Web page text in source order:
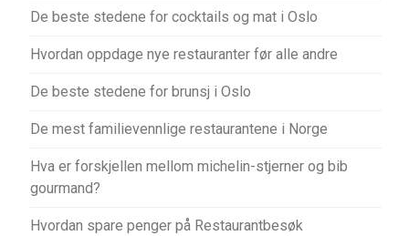
De beste stedene for cocktails og mat i Oslo
Hvordan oppdage nye restauranter før alle andre
De beste stedene for brunsj i Oslo
De mest familievennlige restaurantene i Norge
Hva er forskjellen mellom michelin-stjerner og bib
gourmand?
Hvordan spare penger på Restaurantbesøk